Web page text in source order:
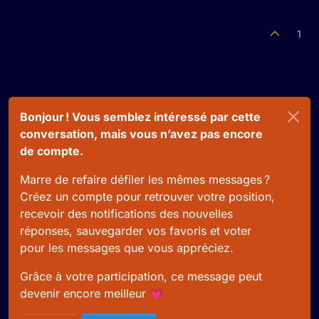
1
Bonjour ! Vous semblez intéressé par cette
conversation, mais vous n’avez pas encore
de compte.
Marre de refaire défiler les mêmes messages ?
Créez un compte pour retrouver votre position,
recevoir des notifications des nouvelles
réponses, sauvegarder vos favoris et voter
pour les messages que vous appréciez.
Grâce à votre participation, ce message peut
devenir encore meilleur 💗